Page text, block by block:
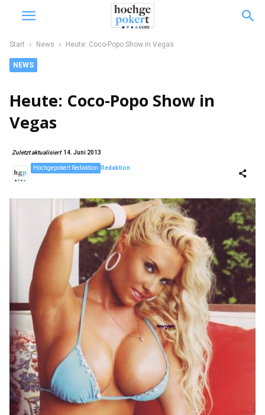
Start News Heute: Coco-Popo Show in Vegas
NEWS
Heute: Coco-Popo Show in
Vegas
Zuletzt aktualisiert 14. Juni 2013
Redaktion
Hochgepokert Redaktion